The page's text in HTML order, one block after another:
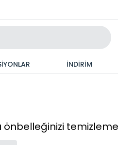
İNDİRİM
önbelleğinizi